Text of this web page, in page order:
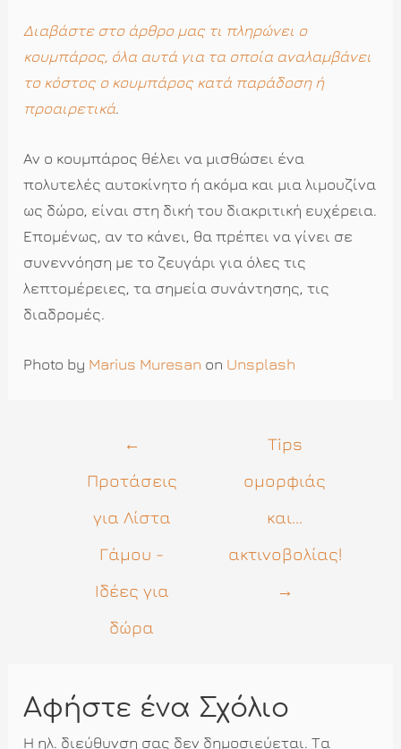
Διαβάστε στο άρθρο μας τι πληρώνει ο
κουμπάρος, όλα αυτά για τα οποία αναλαμβάνει
το κόστος ο κουμπάρος κατά παράδοση ή
προαιρετικά.
Αν ο κουμπάρος θέλει να μισθώσει ένα
πολυτελές αυτοκίνητο ή ακόμα και μια λιμουζίνα
ως δώρο, είναι στη δική του διακριτική ευχέρεια.
Επομένως, αν το κάνει, θα πρέπει να γίνει σε
συνεννόηση με το ζευγάρι για όλες τις
λεπτομέρειες, τα σημεία συνάντησης, τις
διαδρομές.
Photo by Marius Muresan on Unsplash
←
Προτάσεις
για Λίστα
Γάμου -
Ιδέες για
δώρα
Tips
ομορφιάς
και...
ακτινοβολίας!
→
Αφήστε ένα Σχόλιο
Η ηλ. διεύθυνση σας δεν δημοσιεύεται. Τα